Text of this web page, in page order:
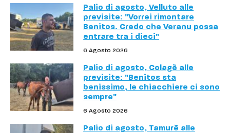
Palio di agosto, Velluto alle
previsite: "Vorrei rimontare
Benitos. Credo che Veranu possa
entrare tra i dieci"
6 Agosto 2026
Palio di agosto, Colagè alle
previsite: "Benitos sta
benissimo, le chiacchiere ci sono
sempre"
6 Agosto 2026
Palio di agosto, Tamurè alle